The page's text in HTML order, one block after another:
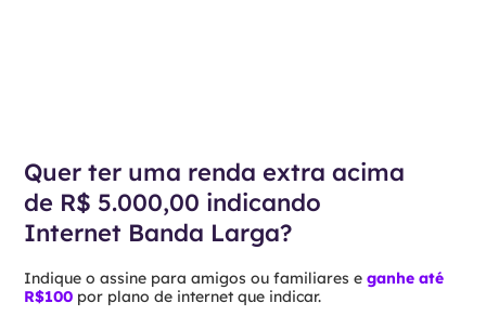
Quer ter uma renda extra acima
de R$ 5.000,00 indicando
Internet Banda Larga?
Indique o assine para amigos ou familiares eganhe até
R$100 por plano de internet que indicar.